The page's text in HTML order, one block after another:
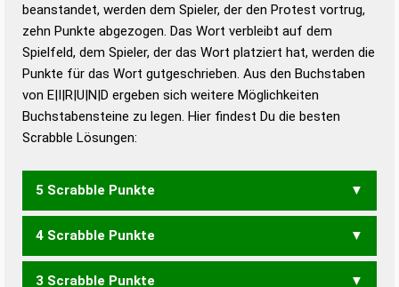
Duden – Standardwerk in 12 Bänden
Duden – Richtiges und gutes
Deutsch
Duden – Die deutsche Grammatik
Duden – Deutsches
beanstandet, werden dem Spieler, der den Protest vortrug,
zehn Punkte abgezogen. Das Wort verbleibt auf dem
Spielfeld, dem Spieler, der das Wort platziert hat, werden die
Punkte für das Wort gutgeschrieben. Aus den Buchstaben
von E|I|R|U|N|D ergeben sich weitere Möglichkeiten
Buchstabensteine zu legen. Hier findest Du die besten
Scrabble Lösungen:
5 Scrabble Punkte
DINER DIRNE DREIN DUNER
RUNDE UNIER URINE
4 Scrabble Punkte
3 Scrabble Punkte